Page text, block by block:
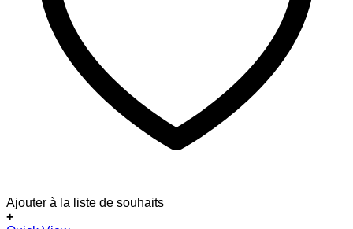
Ajouter à la liste de souhaits
+